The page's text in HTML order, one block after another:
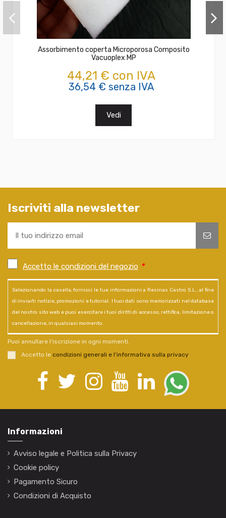
Assorbimento coperta Microporosa Composito
Vacuoplex MP
44,21 € con IVA
36,54 € senza IVA
Vedi
Iscriviti alla newsletter
Accetto le condizioni del negozio *
Selezionando la casella, fornisci le tue informazioni a Resinas Castro S.L., al fine
di inviarti notizie, promozioni e tutorial. I tuoi dati sono memorizzati nel database
del nostro sito web e puoi esercitare i tuoi diritti di accesso, rettifica, limitazione o
cancellazione, in qualsiasi momento.
Puoi annullare l'iscrizione in ogni momenti.
Accetto le condizioni generali e l’informativa sulla privacy.
Informazioni
Avviso legale e Politica sulla Privacy
Cookie policy
Pagamento Sicuro
Condizioni di Acquisto